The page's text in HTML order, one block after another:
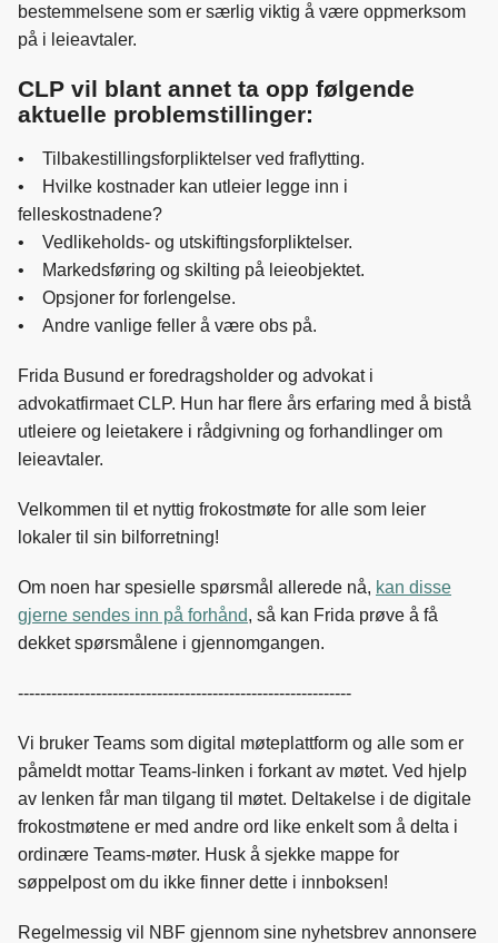
bestemmelsene som er særlig viktig å være oppmerksom
på i leieavtaler.
CLP vil blant annet ta opp følgende
aktuelle problemstillinger:
• Tilbakestillingsforpliktelser ved fraflytting.
• Hvilke kostnader kan utleier legge inn i
felleskostnadene?
• Vedlikeholds- og utskiftingsforpliktelser.
• Markedsføring og skilting på leieobjektet.
• Opsjoner for forlengelse.
• Andre vanlige feller å være obs på.
Frida Busund er foredragsholder og advokat i
advokatfirmaet CLP. Hun har flere års erfaring med å bistå
utleiere og leietakere i rådgivning og forhandlinger om
leieavtaler.
Velkommen til et nyttig frokostmøte for alle som leier
lokaler til sin bilforretning!
Om noen har spesielle spørsmål allerede nå, kan disse
gjerne sendes inn på forhånd, så kan Frida prøve å få
dekket spørsmålene i gjennomgangen.
------------------------------------------------------------
Vi bruker Teams som digital møteplattform og alle som er
påmeldt mottar Teams-linken i forkant av møtet. Ved hjelp
av lenken får man tilgang til møtet. Deltakelse i de digitale
frokostmøtene er med andre ord like enkelt som å delta i
ordinære Teams-møter. Husk å sjekke mappe for
søppelpost om du ikke finner dette i innboksen!
Regelmessig vil NBF gjennom sine nyhetsbrev annonsere